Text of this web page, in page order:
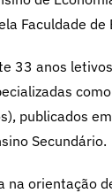
Faculdade
33 anos
publicados
Secundário.
na orientação